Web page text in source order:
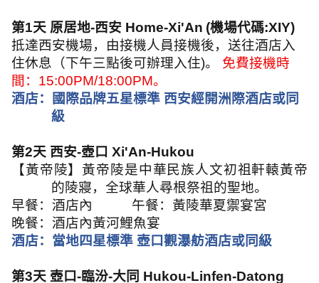
第1天 原居地-西安 Home-Xi'An (機場代碼:XIY)
抵達西安機場，由接機人員接機後，送往酒店入
住休息（下午三點後可辦理入住)。
免費接機時
間： 15:00PM/18:00PM。
酒店：國際品牌五星標準 西安經開洲際酒店或同
級
第2天 西安-壺口 Xi'An-Hukou
【黃帝陵】黃帝陵是中華民族人文初祖軒轅黃帝
的陵寢，全球華人尋根祭祖 的聖地。
早餐：酒店內
午餐：黃陵華夏禦宴宮
晚餐：酒店內黃河鯉魚宴
酒店：當地四星標準 壺口觀瀑舫酒店或同級
第3天 壺口-臨汾-大同 Hukou-Linfen-Datong